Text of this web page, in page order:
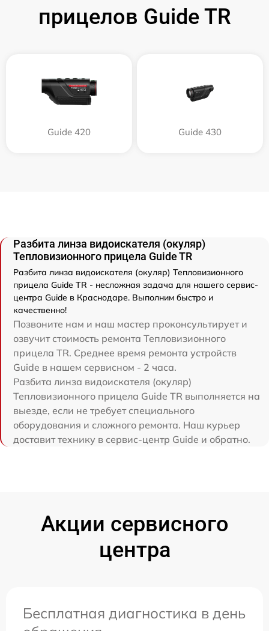
прицелов Guide TR
Guide 420 Guide 430
Разбита линза видоискателя (окуляр)
Тепловизионного прицела Guide TR
Разбита линза видоискателя (окуляр) Тепловизионного
прицела Guide TR - несложная задача для нашего сервис-
центра Guide в Краснодаре. Выполним быстро и
качественно!
Позвоните нам и наш мастер проконсультирует и
озвучит стоимость ремонта Тепловизионного
прицела TR. Среднее время ремонта устройств
Guide в нашем сервисном - 2 часа.
Разбита линза видоискателя (окуляр)
Тепловизионного прицела Guide TR выполняется на
выезде, если не требует специального
оборудования и сложного ремонта. Наш курьер
доставит технику в сервис-центр Guide и обратно.
Акции сервисного
центра
Бесплатная диагностика в день